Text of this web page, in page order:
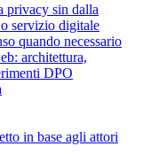
privacy sin dalla
servizio digitale
quando necessario
architettura,
DPO
in base agli attori